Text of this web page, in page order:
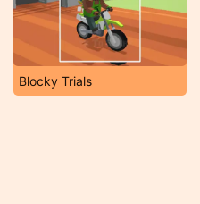
Blocky Trials